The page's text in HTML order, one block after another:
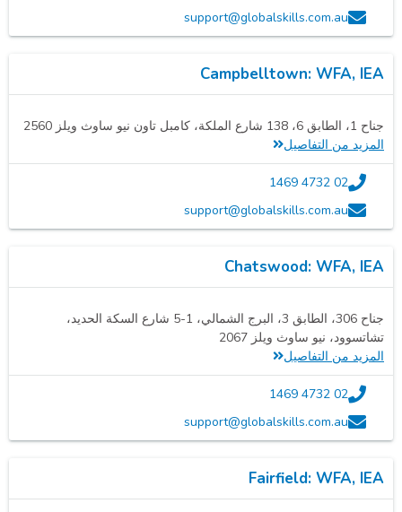
support@globalskills.com.au
Campbelltown: WFA, IEA
جناح 1، الطابق 6، 138 شارع الملكة، كامبل تاون نيو ساوث ويلز 2560
المزيد من التفاصيل
02 4732 1469
support@globalskills.com.au
Chatswood: WFA, IEA
جناح 306، الطابق 3، البرج الشمالي، 1-5 شارع السكة الحديد،
تشاتسوود، نيو ساوث ويلز 2067
المزيد من التفاصيل
02 4732 1469
support@globalskills.com.au
Fairfield: WFA, IEA